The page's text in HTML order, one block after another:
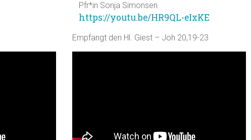
Pfr*in Sonja Simonsen
https://youtu.be/HR9QL-eIxKE
Empfangt den Hl. Giest – Joh 20,19-23